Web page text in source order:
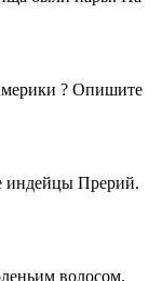
? Опишите
индейцы Прерий.
волосом.